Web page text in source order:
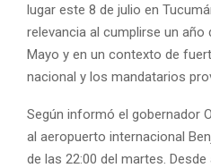
lugar este 8 de julio en
relevancia al cumplirse un año
Mayo y en un contexto de
nacional y los mandatarios
Según informó el gobernador
al aeropuerto internacional
de las 22:00 del martes.